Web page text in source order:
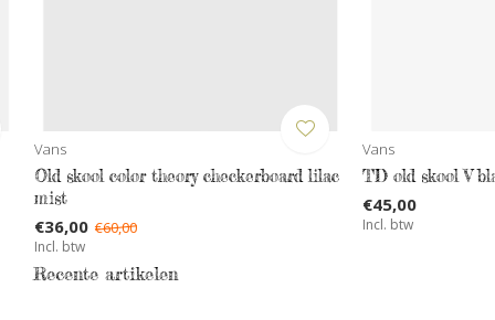
Vans
Old skool color theory checkerboard lilac
mist
€36,00 €60,00
Incl. btw
Vans
TD old skool V
€45,00
Incl. btw
Recente artikelen